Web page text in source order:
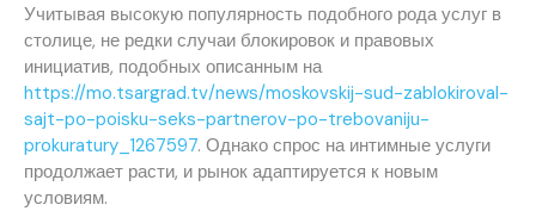
Учитывая высокую популярность подобного рода услуг в
столице, не редки случаи блокировок и правовых
инициатив, подобных описанным на
https://mo.tsargrad.tv/news/moskovskij-sud-zablokiroval-
sajt-po-poisku-seks-partnerov-po-trebovaniju-
prokuratury_1267597. Однако спрос на интимные услуги
продолжает расти, и рынок адаптируется к новым
условиям.